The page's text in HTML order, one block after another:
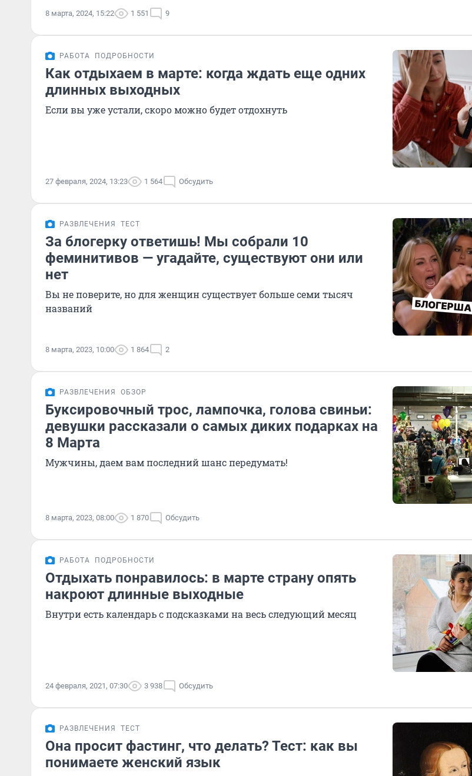
8 марта, 2024, 15:22 1 551 9
РАБОТА ПОДРОБНОСТИ
Как отдыхаем в марте: когда ждать еще одних
длинных выходных
Если вы уже устали, скоро можно будет отдохнуть
27 февраля, 2024, 13:23 1 564 Обсудить
РАЗВЛЕЧЕНИЯ ТЕСТ
За блогерку ответишь! Мы собрали 10
феминитивов — угадайте, существуют они или
нет
Вы не поверите, но для женщин существует больше семи тысяч
названий
8 марта, 2023, 10:00 1 864 2
РАЗВЛЕЧЕНИЯ ОБЗОР
Буксировочный трос, лампочка, голова свиньи:
девушки рассказали о самых диких подарках на
8 Марта
Мужчины, даем вам последний шанс передумать!
8 марта, 2023, 08:00 1 870 Обсудить
РАБОТА ПОДРОБНОСТИ
Отдыхать понравилось: в марте страну опять
накроют длинные выходные
Внутри есть календарь с подсказками на весь следующий месяц
24 февраля, 2021, 07:30 3 938 Обсудить
РАЗВЛЕЧЕНИЯ ТЕСТ
Она просит фастинг, что делать? Тест: как вы
понимаете женский язык